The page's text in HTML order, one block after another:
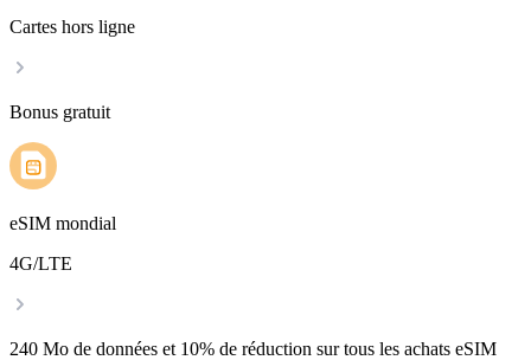
Cartes hors ligne
Bonus gratuit
eSIM mondial
4G/LTE
240 Mo de données et 10% de réduction sur tous les achats eSIM